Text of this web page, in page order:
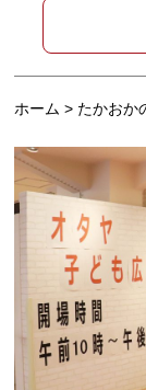
ホーム > たかおか